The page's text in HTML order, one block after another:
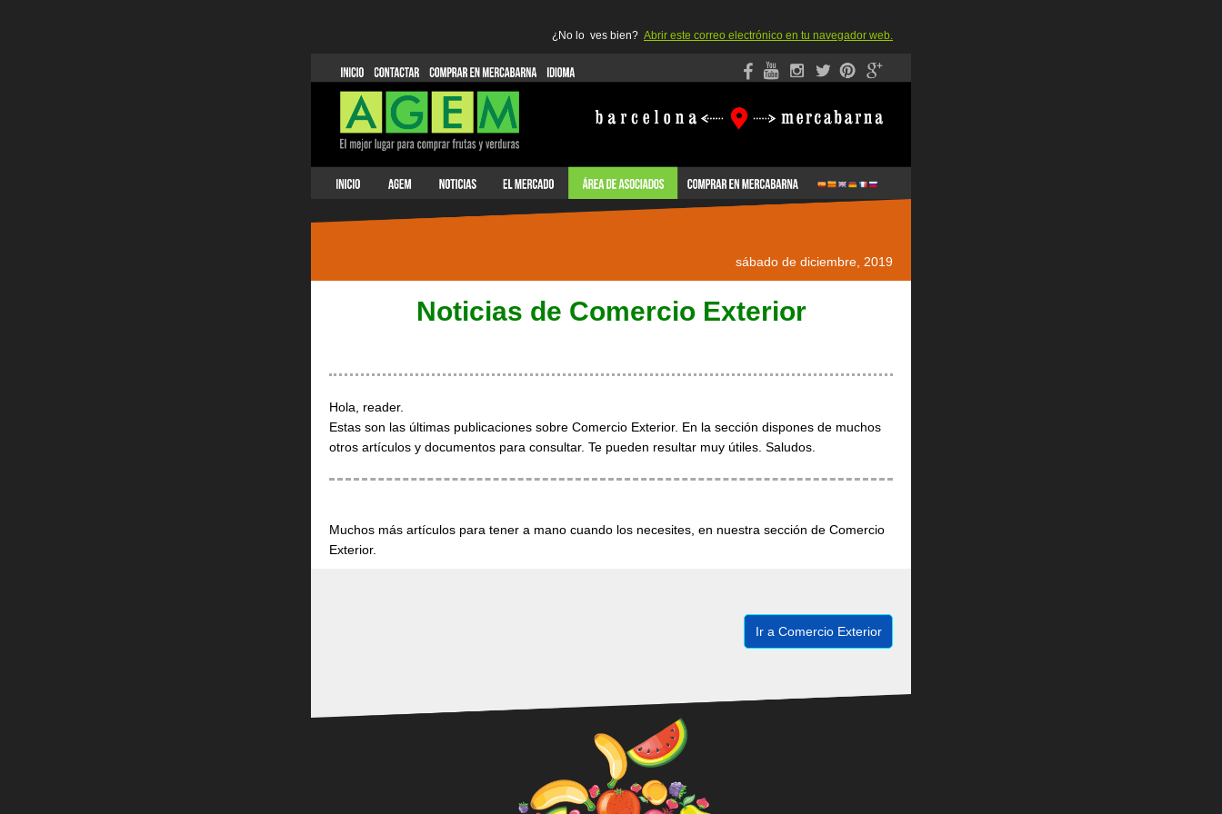
¿No lo ves bien? Abrir este correo electrónico en tu navegador web.
sábado de diciembre, 2019
Noticias de Comercio Exterior
Hola, reader.
Estas son las últimas publicaciones sobre Comercio Exterior. En la sección dispones de muchos
otros artículos y documentos para consultar. Te pueden resultar muy útiles. Saludos.
Muchos más artículos para tener a mano cuando los necesites, en nuestra sección de Comercio
Exterior.
Ir a Comercio Exterior